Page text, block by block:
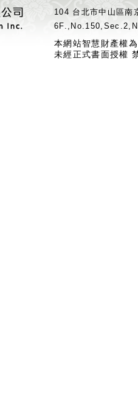
104 台北市中山區
本網站智慧財產權
未經正式書面授權